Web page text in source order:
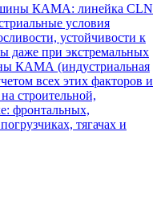
КАМА: линейка CLN
условия
устойчивости к
даже при экстремальных
КАМА (индустриальная
всех этих факторов и
строительной,
фронтальных,
тягачах и